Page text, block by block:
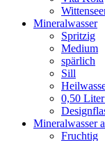
Mineralwasser
Spritzig
Medium
spärlich
Sill
0,50
Mineralwasser
Fruchtig